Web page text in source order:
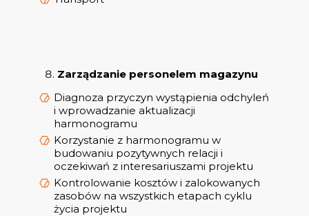
Zarządzanie personelem magazynu
Diagnoza przyczyn wystąpienia odchyleń
i wprowadzanie aktualizacji
harmonogramu
Korzystanie z harmonogramu w
budowaniu pozytywnych relacji i
oczekiwań z interesariuszami projektu
Kontrolowanie kosztów i zalokowanych
zasobów na wszystkich etapach cyklu
życia projektu